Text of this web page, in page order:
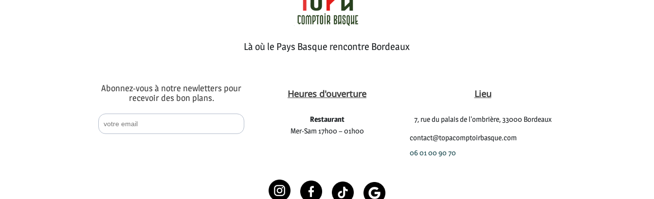
Là où le Pays Basque rencontre Bordeaux
Abonnez-vous à notre newletters pour
recevoir des bon plans.
Heures d'ouverture
Restaurant
Mer-Sam 17h00 – 01h00
Lieu
7, rue du palais de l'ombrière, 33000 Bordeaux
contact@topacomptoirbasque.com
06 01 00 90 70